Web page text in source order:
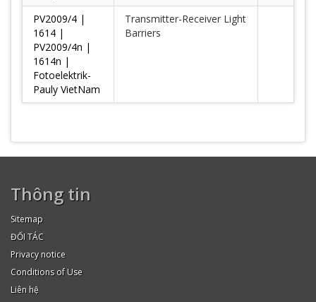
PV2009/4 |
1614 |
PV2009/4n |
1614n |
Fotoelektrik-
Pauly VietNam
Transmitter-Receiver Light
Barriers
Thông tin
Sitemap
ĐỐI TÁC
Privacy notice
Conditions of Use
Liên hệ